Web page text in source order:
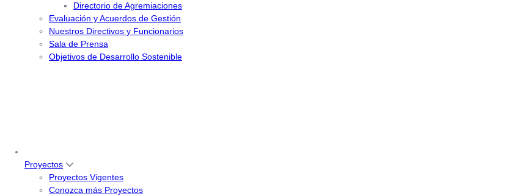
Directorio de Agremiaciones
Evaluación y Acuerdos de Gestión
Nuestros Directivos y Funcionarios
Sala de Prensa
Objetivos de Desarrollo Sostenible
Proyectos
Proyectos Vigentes
Conozca más Proyectos